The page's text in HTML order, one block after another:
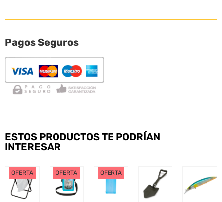
Pagos Seguros
ESTOS PRODUCTOS TE PODRÍAN
INTERESAR
OFERTA OFERTA OFERTA